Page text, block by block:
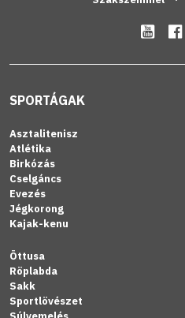
SPORTÁGAK
Asztalitenisz
Atlétika
Birkózás
Cselgáncs
Evezés
Jégkorong
Kajak-kenu
Öttusa
Röplabda
Sakk
Sportlövészet